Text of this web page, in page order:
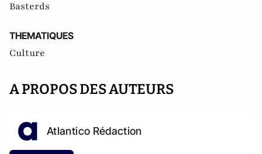
Basterds
THEMATIQUES
Culture
A PROPOS DES AUTEURS
Atlantico Rédaction